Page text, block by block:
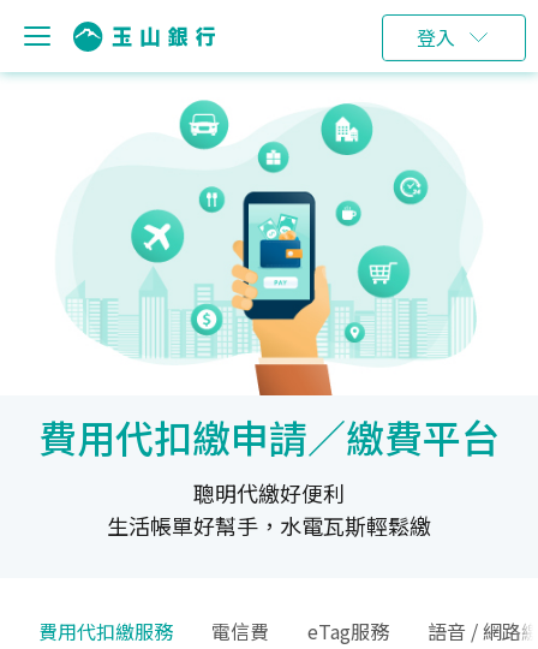
登入
費用代扣繳申請／繳費平台
聰明代繳好便利
生活帳單好幫手，水電瓦斯輕鬆繳
費用代扣繳服務 電信費 eTag服務 語音 / 網路